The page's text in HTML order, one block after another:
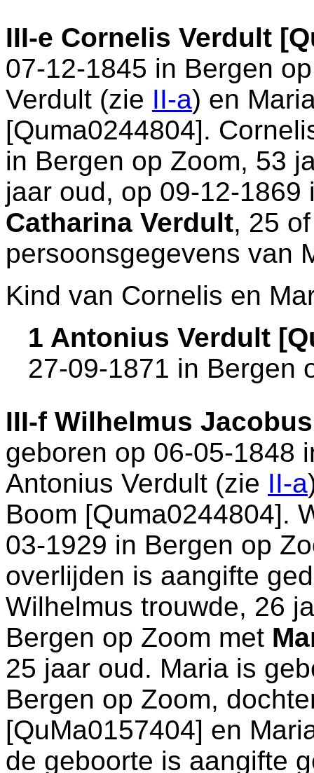
III-e Cornelis Verdult
07-12-1845 in Bergen
Verdult (zie II-a) en
[Quma0244804].
in Bergen op Zoom, 53
jaar oud, op 09-12-
Catharina Verdult, 25
persoonsgegevens van
Kind van Cornelis en
1 Antonius Verdult
27-09-1871 in Bergen
III-f Wilhelmus
geboren op 06-05-1848
Antonius Verdult (zie II-a
Boom [Quma0244804].
03-1929 in Bergen op
overlijden is aangifte
Wilhelmus trouwde, 26
Bergen op Zoom met
25 jaar oud. Maria is
Bergen op Zoom,
[QuMa0157404] en
de geboorte is aangifte